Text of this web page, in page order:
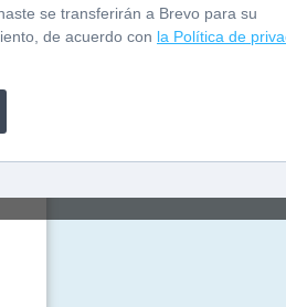
se transferirán a Brevo para su
de acuerdo con la Política de